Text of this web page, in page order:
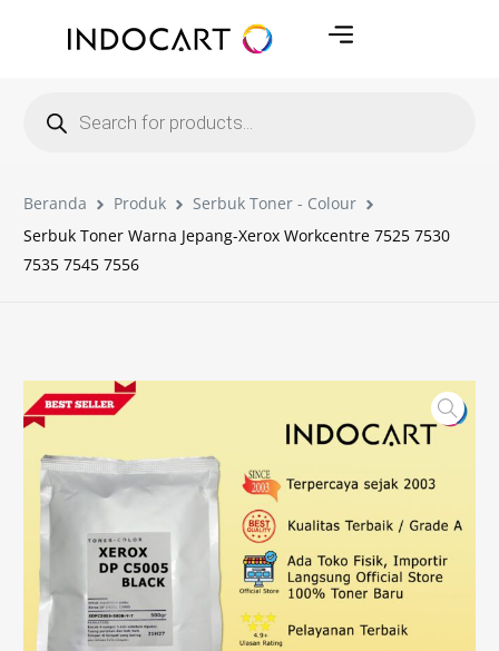
Beranda Produk
Serbuk Toner - Colour
Serbuk Toner Warna Jepang-Xerox Workcentre 7525 7530
7535 7545 7556